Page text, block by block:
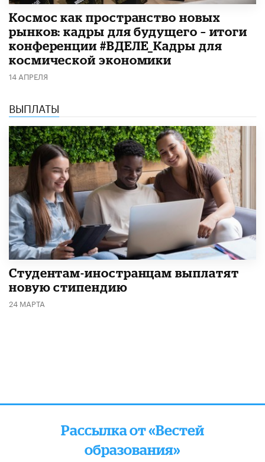
Космос как пространство новых
рынков: кадры для будущего – итоги
конференции #ВДЕЛЕ_Кадры для
космической экономики
14 АПРЕЛЯ
ВЫПЛАТЫ
Студентам-иностранцам выплатят
новую стипендию
24 МАРТА
Рассылка от «Вестей
образования»